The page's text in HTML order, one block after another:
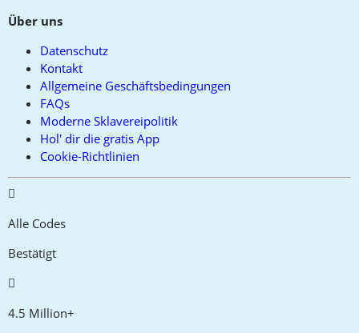
Über uns
Datenschutz
Kontakt
Allgemeine Geschäftsbedingungen
FAQs
Moderne Sklavereipolitik
Hol' dir die gratis App
Cookie-Richtlinien
Alle Codes
Bestätigt
4.5 Million+